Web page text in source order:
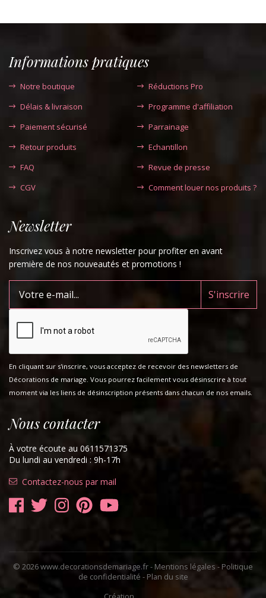
Informations pratiques
Notre boutique
Délais & livraison
Paiement sécurisé
Retour produits
FAQ
CGV
Réductions Pro
Programme d'affiliation
Parrainage
Echantillon
Revue de presse
Comment louer nos produits ?
Newsletter
Inscrivez vous à notre newsletter pour profiter en avant
première de nos nouveautés et promotions !
En cliquant sur s'inscrire, vous acceptez de recevoir des newsletters de
Décorations de mariage. Vous pourrez facilement vous désinscrire à tout
moment via les liens de désinscription présents dans chacun de nos emails.
Nous contacter
À votre écoute au 0611571375
Du lundi au vendredi : 9h-17h
Contactez-nous par mail
© 2026 www.decorationsdemariage.fr - Mentions légales-Politique
de confidentialité - Plan du site